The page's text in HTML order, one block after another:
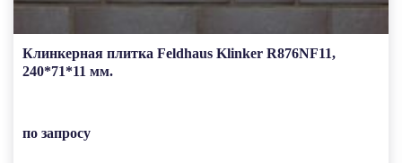
Клинкерная плитка Feldhaus Klinker R876NF11,
240*71*11 мм.
по запросу